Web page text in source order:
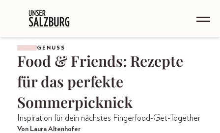
GENUSS
Food & Friends: Rezepte
für das perfekte
Sommerpicknick
Inspiration für dein nächstes Fingerfood-Get-Together
Von Laura Altenhofer